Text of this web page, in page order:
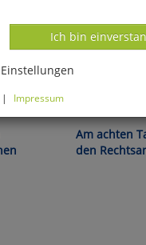
Am achten
den
Ich bin
-
| Impressum
zwingend
Basis Ihrer Einstellungen